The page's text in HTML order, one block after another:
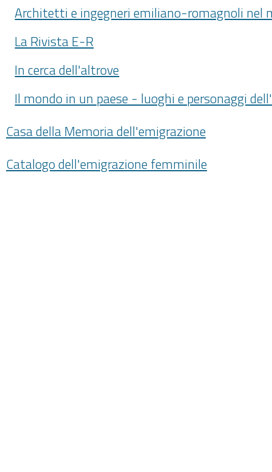
Architetti e ingegneri emiliano-romagnoli nel
La Rivista E-R
In cerca dell'altrove
Il mondo in un paese - luoghi e personaggi
Casa della Memoria dell'emigrazione
Catalogo dell'emigrazione femminile